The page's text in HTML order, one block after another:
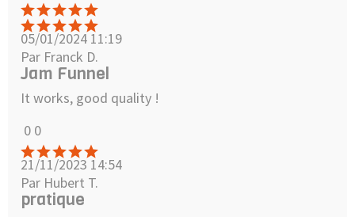
05/01/2024 11:19
Par Franck D.
Jam Funnel
It works, good quality !
0 0
21/11/2023 14:54
Par Hubert T.
pratique